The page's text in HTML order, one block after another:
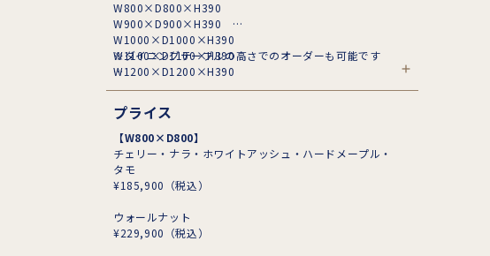
W800×D800×H390
W900×D900×H390
W1000×D1000 ×H390
W1100×D1100×H390
W1200×D1200 ×H390
W1300×D1300×H390
W1400×D1400
W1500×D1500
※ダイニングテーブルの高さでのオーダーも可能です
プライス
【W800×D800】
チェリー・ナラ・ホワイトアッシュ・ハードメープル・
タモ
¥185,900 （税込）
ウォールナット
¥229,900 （税込）